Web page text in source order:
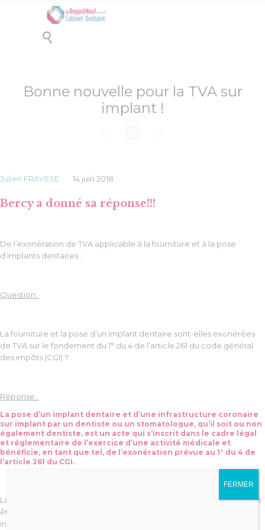

Bonne nouvelle pour la TVA sur
implant !
Julien FRAYSSE 14 juin 2018
Bercy a donné sa réponse!!!
De l’exonération de TVA applicable à la fourniture et à la pose
d’implants dentaires :
Question :
La fourniture et la pose d’un implant dentaire sont-elles exonérées
de TVA sur le fondement du 1° du 4 de l’article 261 du code général
des impôts (CGI) ?
Réponse :
La pose d’un implant dentaire et d’une infrastructure coronaire
sur implant par un dentiste ou un stomatologue, qu’il soit ou non
également dentiste, est un acte qui s’inscrit dans le cadre légal
et réglementaire de l’exercice d’une activité médicale et
bénéficie, en tant que tel, de l’exonération prévue au 1° du 4 de
l’article 261 du CGI.
La fourniture de l’implant et de l’infrastructure coronaire ne peut pas
être dissociée de leur pose, dont elle constitue l’accessoire
indispensable et nécessaire.
FERMER